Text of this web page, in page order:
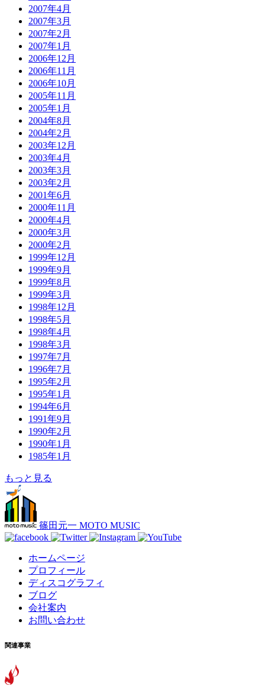
2007年4月
2007年3月
2007年2月
2007年1月
2006年12月
2006年11月
2006年10月
2005年11月
2005年1月
2004年8月
2004年2月
2003年12月
2003年4月
2003年3月
2003年2月
2001年6月
2000年11月
2000年4月
2000年3月
2000年2月
1999年12月
1999年9月
1999年8月
1999年3月
1998年12月
1998年5月
1998年4月
1998年3月
1997年7月
1996年7月
1995年2月
1995年1月
1994年6月
1991年9月
1990年2月
1990年1月
1985年1月
もっと見る
篠田元一 MOTO MUSIC
ホームページ
プロフィール
ディスコグラフィ
ブログ
会社案内
お問い合わせ
関連事業